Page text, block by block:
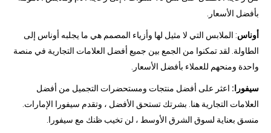
بأفضل الأسعار.
أوناس: الملابس التي لا مثيل لها وأزياء المصمم هي ما يجلبه أوناس إلى
الطاولة. لقد تمكنوا من الجمع بين جميع أفضل العلامات التجارية في منصة
واحدة ومنحهم للعملاء بأفضل الأسعار.
سيفورا: اعثر على أفضل منتجات ومستحضرات التجميل من أفضل
العلامات التجارية هنا. بشرتك تستحق الأفضل ، وتقدم سيفورا الإمارات.
منسق بعناية لسوق الشرق الأوسط ، لن تخيب ظنك مع سيفورا.